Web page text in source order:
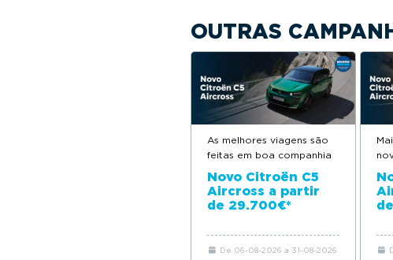
OUTRAS
As melhores viagens são
feitas em boa companhia
Novo Citroën C5
Aircross a partir
de 29.700€*
De 06-08-2026 a 31-08-2026